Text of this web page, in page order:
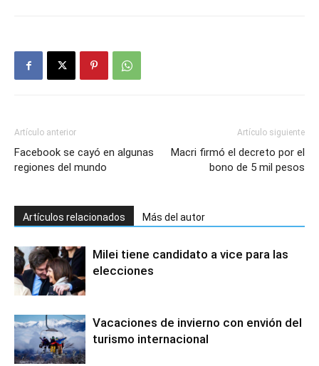
Artículo anterior
Facebook se cayó en algunas
regiones del mundo
Artículo siguiente
Macri firmó el decreto por el
bono de 5 mil pesos
Artículos relacionados Más del autor
Milei tiene candidato a vice para las
elecciones
Vacaciones de invierno con envión del
turismo internacional